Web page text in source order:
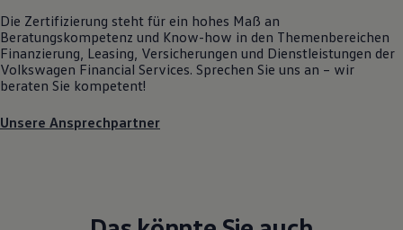
Die Zertifizierung steht für ein hohes Maß an
Beratungskompetenz und Know-how in den Themenbereichen
Finanzierung, Leasing, Versicherungen und Dienstleistungen der
Volkswagen Financial Services. Sprechen Sie uns an – wir
beraten Sie kompetent!
Unsere Ansprechpartner